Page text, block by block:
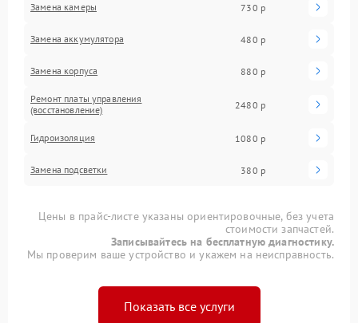
Замена камеры 730 р
Замена аккумулятора 480 р
Замена корпуса 880 р
Ремонт платы управления
(восстановление)
2480 р
Гидроизоляция 1080 р
Замена подсветки 380 р
Цены в прайс-листе указаны ориентировочные, без учета
стоимости запчастей.
Записывайтесь на бесплатную диагностику.
Мы проверим ваше устройство и укажем на неисправность.
Показать все услуги